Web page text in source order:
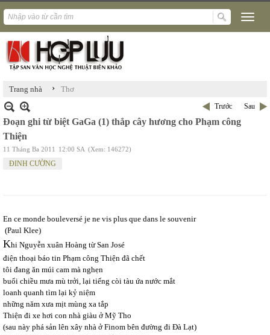
Trang nhà › Thơ
Trước Sau
Đoạn ghi từ biệt GaGa (1) thắp cây hương cho Phạm công
Thiện
11 Tháng Ba 2011 12:00 SA (Xem: 146272)
ĐINH CƯỜNG
En ce monde bouleversé je ne vis plus que dans le souvenir
(Paul Klee)
Khi Nguyễn xuân Hoàng từ San José
điện thoại báo tin Phạm công Thiện đã chết
tôi đang ăn múi cam mà nghẹn
buổi chiều mưa mù trởi, lại tiếng còi tàu ứa nước mắt
loanh quanh tìm lại kỷ niệm
những năm xưa mịt mùng xa tắp
Thiện đi xe hơi con nhà giàu ở Mỹ Tho
(sau này phá sản lên xây nhà ở Finom bên đường đi Đà Lạt)